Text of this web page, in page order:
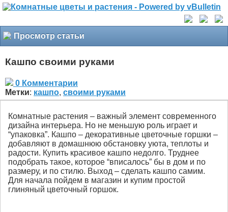
Просмотр статьи
Кашпо своими руками
0 Комментарии
Метки: кашпо, своими руками
Комнатные растения – важный элемент современного
дизайна интерьера. Но не меньшую роль играет и
“упаковка”. Кашпо – декоративные цветочные горшки –
добавляют в домашнюю обстановку уюта, теплоты и
радости. Купить красивое кашпо недолго. Труднее
подобрать такое, которое “вписалось” бы в дом и по
размеру, и по стилю. Выход – сделать кашпо самим.
Для начала пойдем в магазин и купим простой
глиняный цветочный горшок.